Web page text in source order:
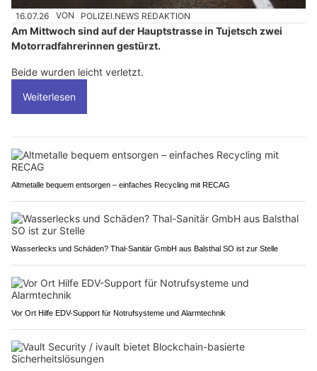
16.07.26 VON POLIZEI.NEWS REDAKTION
Am Mittwoch sind auf der Hauptstrasse in Tujetsch zwei
Motorradfahrerinnen gestürzt.
Beide wurden leicht verletzt.
Weiterlesen
Altmetalle bequem entsorgen – einfaches Recycling mit RECAG
Wasserlecks und Schäden? Thal-Sanitär GmbH aus Balsthal SO ist zur Stelle
Vor Ort Hilfe EDV-Support für Notrufsysteme und Alarmtechnik